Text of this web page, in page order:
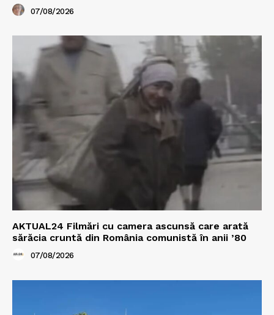
07/08/2026
AKTUAL24 Filmări cu camera ascunsă care arată
sărăcia cruntă din România comunistă în anii ’80
07/08/2026